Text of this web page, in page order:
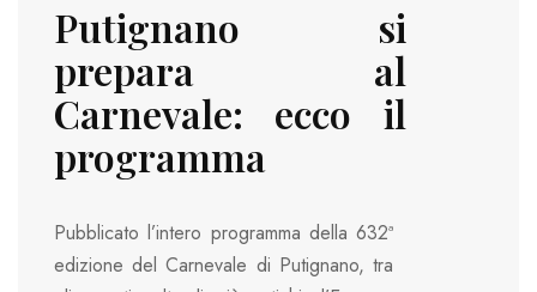
Putignano si
prepara al
Carnevale: ecco il
programma
Pubblicato l’intero programma della 632ª
edizione del Carnevale di Putignano, tra